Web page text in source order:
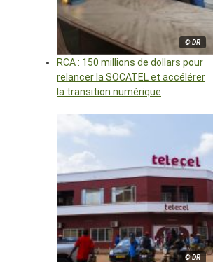
© DR
RCA : 150 millions de dollars pour
relancer la SOCATEL et accélérer
la transition numérique
© DR